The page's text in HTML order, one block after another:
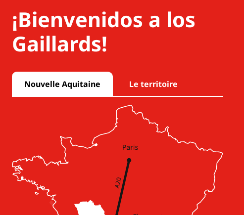
¡Bienvenidos a los
Gaillards!
Nouvelle Aquitaine Le territoire